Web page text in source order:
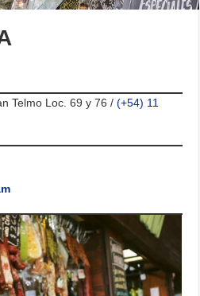
Telmo Loc. 69 y 76 /(+54) 11